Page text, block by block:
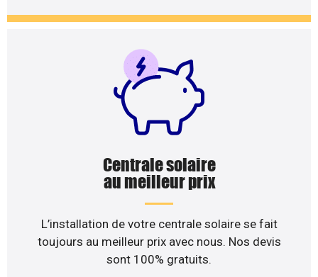
Centrale solaire
au meilleur prix
L’installation de votre centrale solaire se fait
toujours au meilleur prix avec nous. Nos devis
sont 100% gratuits.